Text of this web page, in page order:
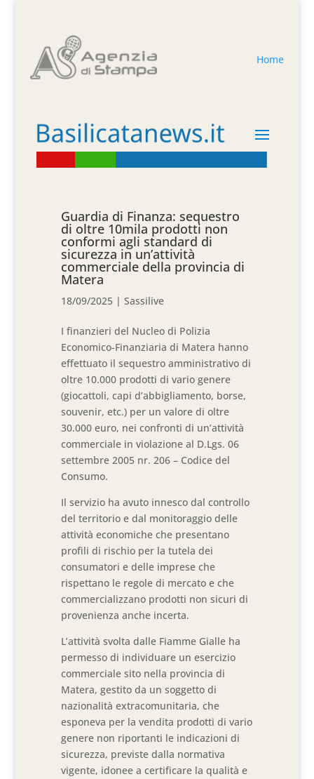
Home
Guardia di Finanza: sequestro
di oltre 10mila prodotti non
conformi agli standard di
sicurezza in un’attività
commerciale della provincia di
Matera
18/09/2025 |Sassilive
I finanzieri del Nucleo di Polizia
Economico-Finanziaria di Matera hanno
effettuato il sequestro amministrativo di
oltre 10.000 prodotti di vario genere
(giocattoli, capi d’abbigliamento, borse,
souvenir, etc.) per un valore di oltre
30.000 euro, nei confronti di un’attività
commerciale in violazione al D.Lgs. 06
settembre 2005 nr. 206 – Codice del
Consumo.
Il servizio ha avuto innesco dal controllo
del territorio e dal monitoraggio delle
attività economiche che presentano
profili di rischio per la tutela dei
consumatori e delle imprese che
rispettano le regole di mercato e che
commercializzano prodotti non sicuri di
provenienza anche incerta.
L’attività svolta dalle Fiamme Gialle ha
permesso di individuare un esercizio
commerciale sito nella provincia di
Matera, gestito da un soggetto di
nazionalità extracomunitaria, che
esponeva per la vendita prodotti di vario
genere non riportanti le indicazioni di
sicurezza, previste dalla normativa
vigente, idonee a certificare la qualità e